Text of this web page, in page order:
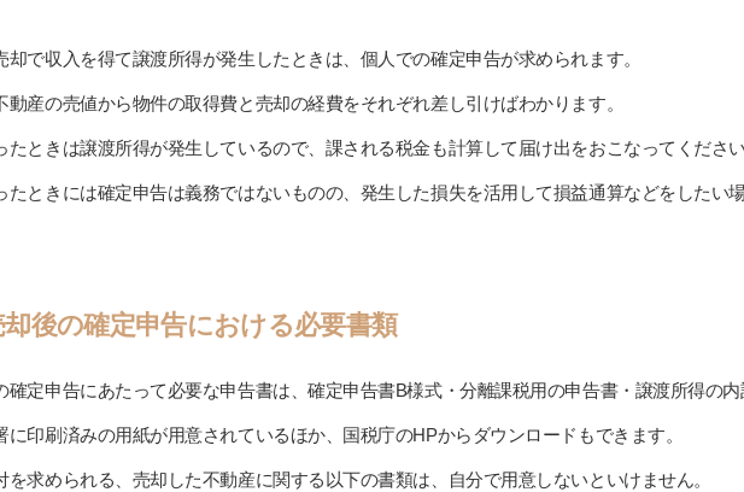
却で収入を得て譲渡所得が発生したときは、個人での確定申告が求められます。
動産の売値から物件の取得費と売却の経費をそれぞれ差し引けばわかります。
たときは譲渡所得が発生しているので、課される税金も計算して届け出をおこなってください
たときには確定申告は義務ではないものの、発生した損失を活用して損益通算などをしたい
後の確定申告における必要書類
確定申告にあたって必要な申告書は、確定申告書B様式・分離課税用の申告書・譲渡所得の内
に印刷済みの用紙が用意されているほか、国税庁のHPからダウンロードもできます。
を求められる、売却した不動産に関する以下の書類は、自分で用意しないといけません。